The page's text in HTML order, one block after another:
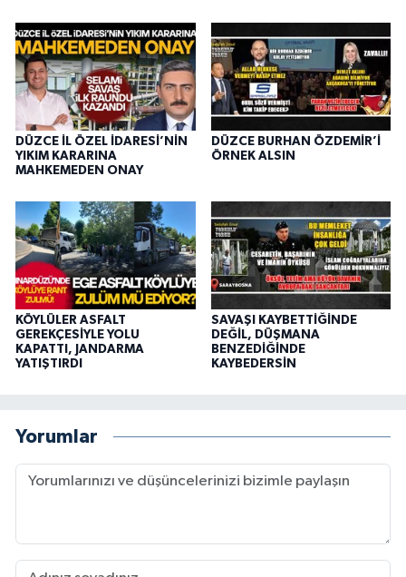
DÜZCE İL ÖZEL İDARESİ’NİN
YIKIM KARARINA
MAHKEMEDEN ONAY
DÜZCE BURHAN ÖZDEMİR’İ
ÖRNEK ALSIN
KÖYLÜLER ASFALT
GEREKÇESİYLE YOLU
KAPATTI, JANDARMA
YATIŞTIRDI
SAVAŞI KAYBETTİĞİNDE
DEĞİL, DÜŞMANA
BENZEDİĞİNDE
KAYBEDERSİN
Yorumlar